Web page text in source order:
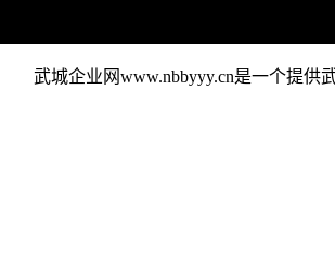
武城企业网www.nbbyyy.cn是一个提